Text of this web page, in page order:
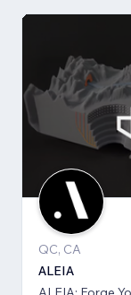
QC, CA
ALEIA